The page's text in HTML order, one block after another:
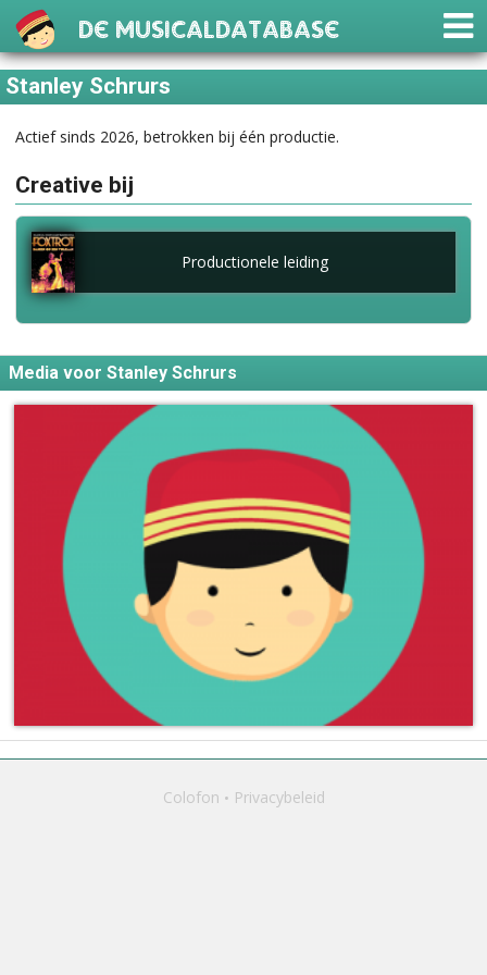
De Musicaldatabase
Stanley Schrurs
Actief sinds 2026, betrokken bij één productie.
Creative bij
Productionele leiding
Media voor Stanley Schrurs
Colofon Privacybeleid